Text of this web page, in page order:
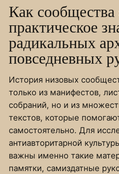
Как
практическое
радикальных
повседневных
История низовых
только из манифестов,
собраний, но и из
текстов, которые
самостоятельно. Для
антиавторитарной
важны именно такие
памятки, самиздатные